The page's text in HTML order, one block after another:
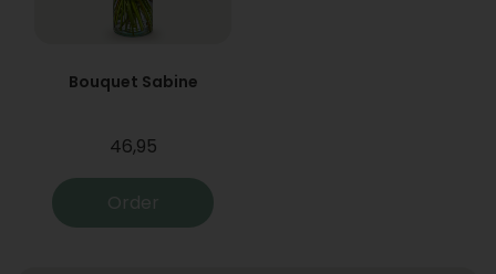
Bouquet Sabine
46,95
Order